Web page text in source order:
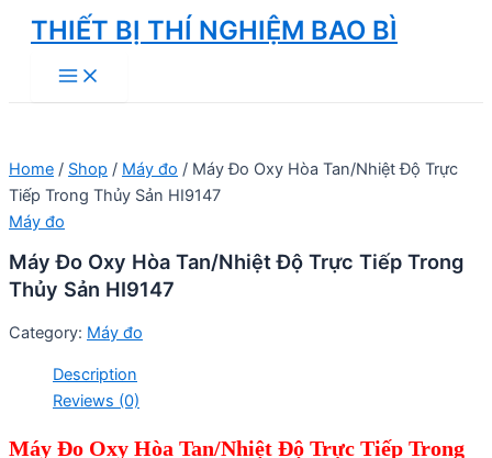
Skip
content
THIẾT BỊ THÍ NGHIỆM BAO BÌ
Main
Menu
Home / Shop / Máy đo / Máy Đo Oxy Hòa Tan/Nhiệt Độ Trực
Tiếp Trong Thủy Sản HI9147
Máy đo
Máy Đo Oxy Hòa Tan/Nhiệt Độ Trực Tiếp Trong
Thủy Sản HI9147
Category: Máy đo
Description
Reviews (0)
Máy Đo Oxy Hòa Tan/Nhiệt Độ Trực Tiếp Trong